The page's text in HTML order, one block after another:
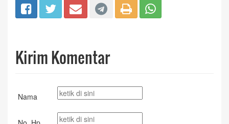
Kirim Komentar
Nama